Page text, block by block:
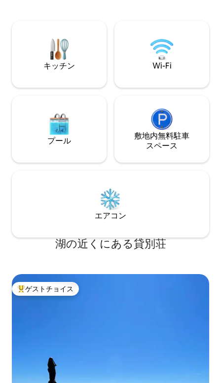
しい歩きやすいエ
ウィスリング・ス
ス、ウッドレイク
センターのショッ
キッチン Wi-Fi
プール
敷地内無料駐⁠車
ス⁠ペ⁠ー⁠ス
エアコン
湖の近くにある貸別荘
大好評のゲストチョイスです。
ゲストチョイス